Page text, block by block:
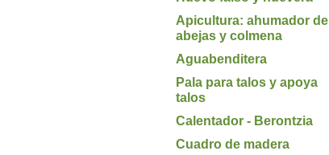
Apicultura: ahumador de
abejas y colmena
Aguabenditera
Pala para talos y apoya
talos
Calentador - Berontzia
Cuadro de madera